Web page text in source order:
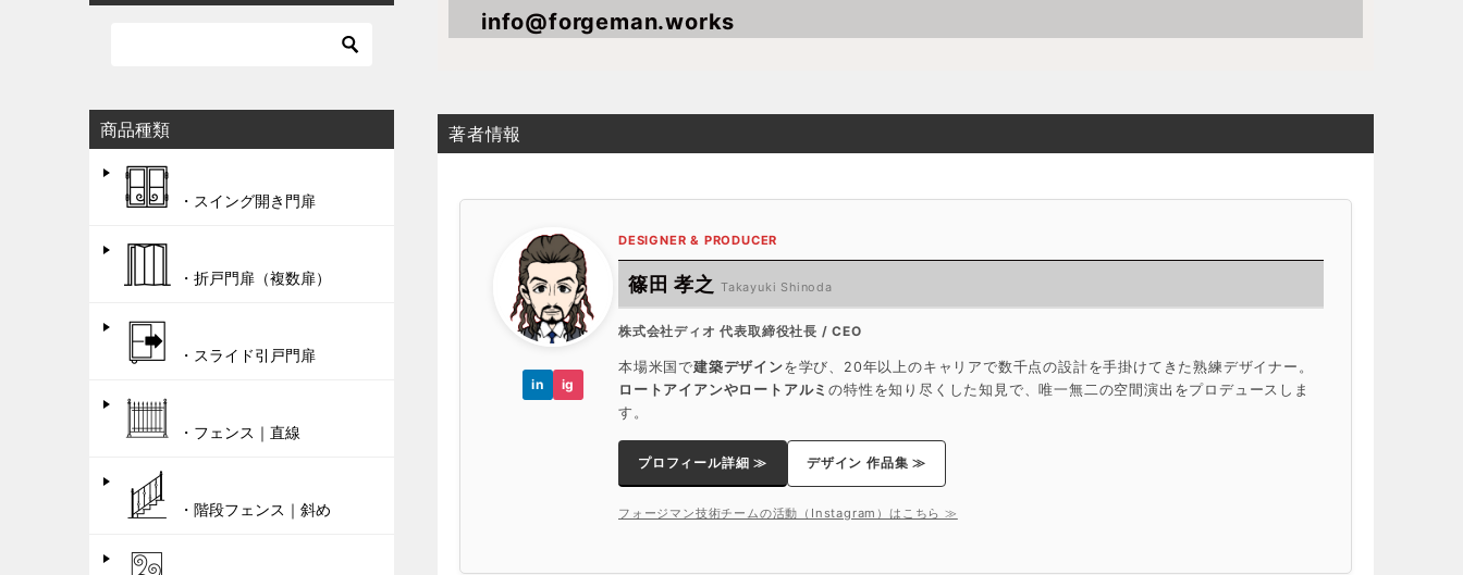
info@forgeman.works
著者情報
in ig
DESIGNER & PRODUCER
篠田 孝之 Takayuki Shinoda
株式会社ディオ 代表取締役社長 / CEO
本場米国で建築デザインを学び、20年以上のキャリアで数千点の設計を手掛けてきた熟練デザイナー。
ロートアイアンやロートアルミの特性を知り尽くした知見で、唯一無二の空間演出をプロデュースしま
す。
プロフィール詳細 ≫ デザイン 作品集 ≫
フォージマン技術チームの活動（Instagram）はこちら ≫
商品種類
・スイング開き門扉
・折戸門扉（複数扉）
・スライド引戸門扉
・フェンス｜直線
・階段フェンス｜斜め